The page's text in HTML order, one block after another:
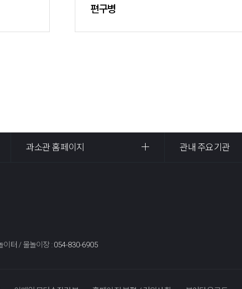
편구병
과소관 홈페이지 관내 주요기관
이터 / 물놀이장 : 054-830-6905